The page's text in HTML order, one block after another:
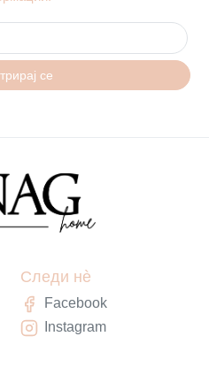
се
Следи нè
Facebook
Instagram